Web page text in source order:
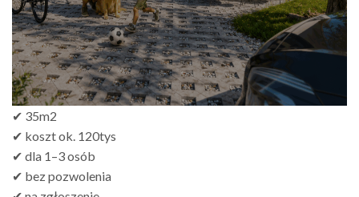
✔ 35m2
✔ koszt ok. 120tys
✔ dla 1–3 osób
✔ bez pozwolenia